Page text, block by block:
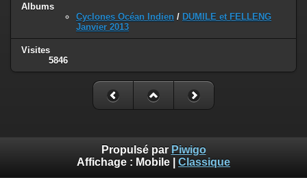
Albums
Cyclones Océan Indien / DUMILE et FELLENG
Janvier 2013
Visites
5846
Propulsé par Piwigo
Affichage : Mobile Classique